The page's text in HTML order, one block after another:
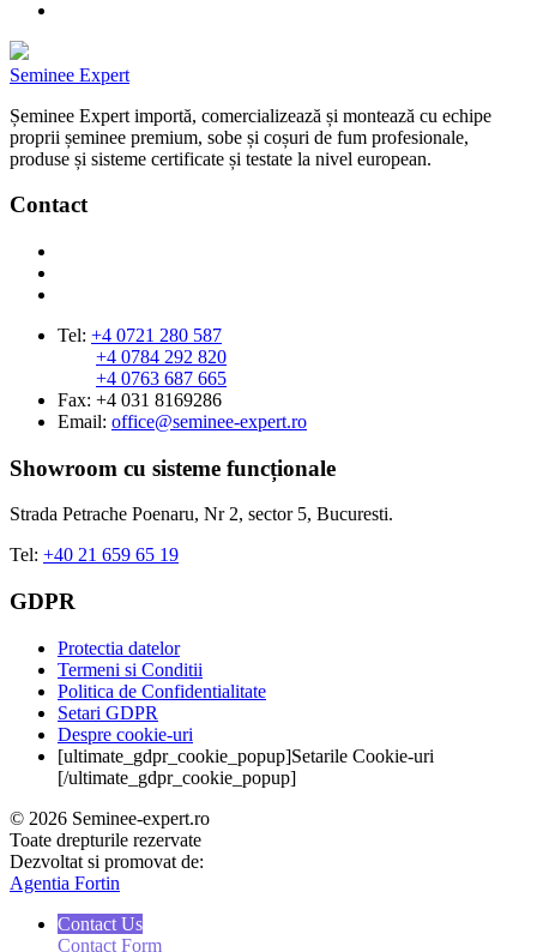
Seminee Expert
Șeminee Expert importă, comercializează și montează cu echipe
proprii șeminee premium, sobe și coșuri de fum profesionale,
produse și sisteme certificate și testate la nivel european.
Contact
Tel: +4 0721 280 587
+4 0784 292 820
+4 0763 687 665
Fax: +4 031 8169286
Email: office@seminee-expert.ro
Showroom cu sisteme funcționale
Strada Petrache Poenaru, Nr 2, sector 5, Bucuresti.
Tel: +40 21 659 65 19
GDPR
Protectia datelor
Termeni si Conditii
Politica de Confidentialitate
Setari GDPR
Despre cookie-uri
[ultimate_gdpr_cookie_popup]Setarile Cookie-uri
[/ultimate_gdpr_cookie_popup]
© 2026 Seminee-expert.ro
Toate drepturile rezervate
Dezvoltat si promovat de:
Agentia Fortin
Contact Us
Contact Form